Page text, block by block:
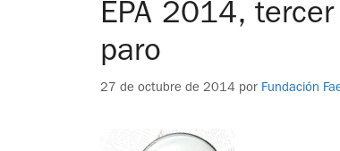
EPA 2014,
paro
27 de octubre de 2014 por Fundación